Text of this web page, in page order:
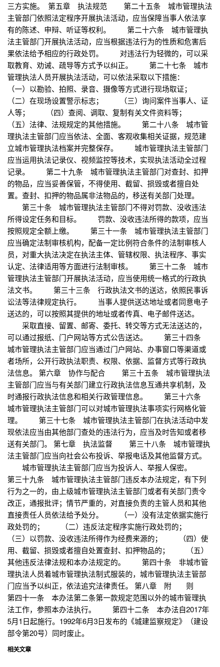
三方实施。 第五章 执法规范 第二十五条 城市管理执法
主管部门依照法定程序开展执法活动，应当保障当事人依法享
有的陈述、申辩、听证等权利。 第二十六条 城市管理执
法主管部门开展执法活动，应当根据违法行为的性质和危害后
果依法给予相应的行政处罚。 对违法行为轻微的，可以采
取教育、劝诫、疏导等方式予以纠正。 第二十七条 城市
管理执法人员开展执法活动，可以依法采取以下措施：
（一）以勘验、拍照、录音、摄像等方式进行现场取证；
（二）在现场设置警示标志； （三）询问案件当事人、证
人等； （四）查阅、调取、复制有关文件资料等；
（五）法律、法规规定的其他措施。 第二十八条 城市管
理执法主管部门应当依法、全面、客观收集相关证据，规范建
立城市管理执法档案并完整保存。 城市管理执法主管部门
应当运用执法记录仪、视频监控等技术，实现执法活动全过程
记录。 第二十九条 城市管理执法主管部门对查封、扣押
的物品，应当妥善保管，不得使用、截留、损毁或者擅自处
置。查封、扣押的物品属非法物品的，移送有关部门处理。
第三十条 城市管理执法主管部门不得对罚款、没收违法
所得设定任务和目标。 罚款、没收违法所得的款项，应当
按照规定全额上缴。 第三十一条 城市管理执法主管部门
应当确定法制审核机构，配备一定比例符合条件的法制审核人
员，对重大执法决定在执法主体、管辖权限、执法程序、事实
认定、法律适用等方面进行法制审核。 第三十二条 城市
管理执法主管部门开展执法活动，应当使用统一格式的行政执
法文书。 第三十三条 行政执法文书的送达，依照民事诉
讼法等法律规定执行。 当事人提供送达地址或者同意电子
送达的，可以按照其提供的地址或者传真、电子邮件送达。
采取直接、留置、邮寄、委托、转交等方式无法送达的，
可以通过报纸、门户网站等方式公告送达。 第三十四条
城市管理执法主管部门应当通过门户网站、办事窗口等渠道或
者场所，公开行政执法职责、权限、依据、监督方式等行政执
法信息。 第六章 协作与配合 第三十五条 城市管理执法
主管部门应当与有关部门建立行政执法信息互通共享机制，及
时通报行政执法信息和相关行政管理信息。 第三十六条
城市管理执法主管部门可以对城市管理执法事项实行网格化管
理。 第三十七条 城市管理执法主管部门在执法活动中发
现依法应当由其他部门查处的违法行为，应当及时告知或者移
送有关部门。 第七章 执法监督 第三十八条 城市管理执
法主管部门应当向社会公布投诉、举报电话及其他监督方式。
城市管理执法主管部门应当为投诉人、举报人保密。
第三十九条 城市管理执法主管部门违反本办法规定，有下列
行为之一的，由上级城市管理执法主管部门或者有关部门责令
改正，通报批评；情节严重的，对直接负责的主管人员和其他
直接责任人员依法给予处分。 （一）没有法定依据实施行
政处罚的； （二）违反法定程序实施行政处罚的；
（三）以罚款、没收违法所得作为经费来源的； （四）使
用、截留、损毁或者擅自处置查封、扣押物品的； （五）
其他违反法律法规和本办法规定的。 第四十条 非城市管
理执法人员着城市管理执法制式服装的，城市管理执法主管部
门应当予以纠正，依法追究法律责任。 第八章 附 则
第四十一条 本办法第二条第一款规定范围以外的城市管理执
法工作，参照本办法执行。 第四十二条 本办法自2017年
5月1日起施行。1992年6月3日发布的《城建监察规定》（建设
部令第20号）同时废止。
相关文章